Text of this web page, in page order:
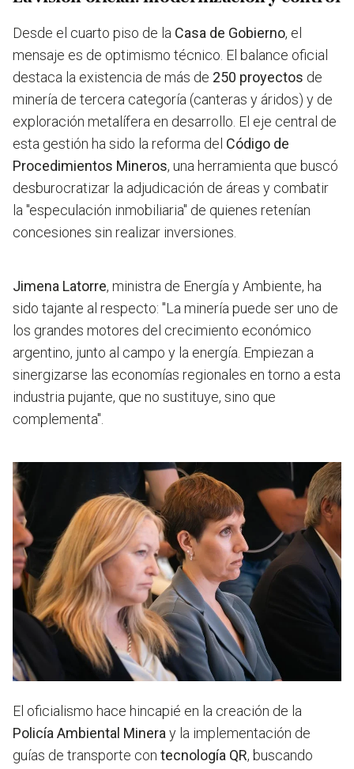
Desde el cuarto piso de la Casa de Gobierno, el
mensaje es de optimismo técnico. El balance oficial
destaca la existencia de más de 250 proyectos de
minería de tercera categoría (canteras y áridos) y de
exploración metalífera en desarrollo. El eje central de
esta gestión ha sido la reforma del Código de
Procedimientos Mineros, una herramienta que buscó
desburocratizar la adjudicación de áreas y combatir
la "especulación inmobiliaria" de quienes retenían
concesiones sin realizar inversiones.
Jimena Latorre, ministra de Energía y Ambiente, ha
sido tajante al respecto: "La minería puede ser uno de
los grandes motores del crecimiento económico
argentino, junto al campo y la energía. Empiezan a
sinergizarse las economías regionales en torno a esta
industria pujante, que no sustituye, sino que
complementa".
El oficialismo hace hincapié en la creación de la
Policía Ambiental Minera y la implementación de
guías de transporte con tecnología QR, buscando